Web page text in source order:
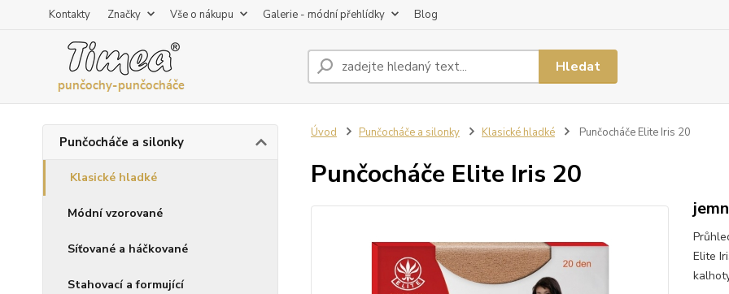
Kontakty Značky Vše o nákupu Galerie - módní přehlídky Blog
Hledat
Punčocháče a silonky
Klasické hladké
Módní vzorované
Síťované a háčkované
Stahovací a formující
Úvod Punčocháče a silonky Klasické hladké Punčocháče Elite Iris 20
Punčocháče Elite Iris 20
Elite